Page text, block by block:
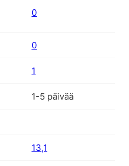
0
0
1
1-5 päivää
13,1